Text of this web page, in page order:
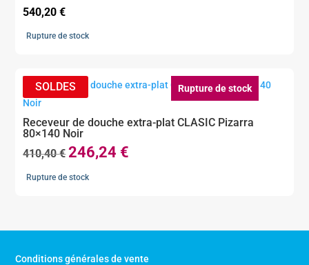
540,20€
Rupture de stock
Rupture de stock
Receveur de douche extra-plat CLASIC Pizarra
80×140 Noir
410,40€Le
prix
246,24 €
Rupture de stock
Conditions générales de vente